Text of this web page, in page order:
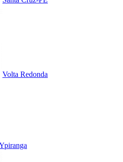
Volta Redonda